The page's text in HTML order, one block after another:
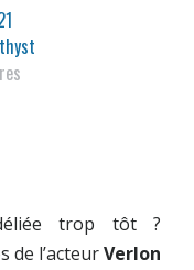
trop tôt ?
de l’acteurVerlon